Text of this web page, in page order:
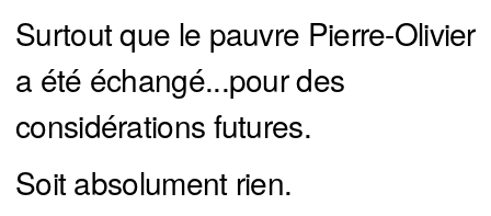
Surtout que le pauvre Pierre-Olivier
a été échangé...pour des
considérations futures.
Soit absolument rien.